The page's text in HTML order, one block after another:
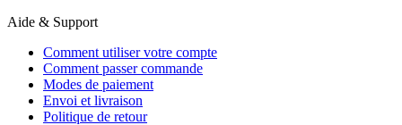
Aide & Support
Comment utiliser votre compte
Comment passer commande
Modes de paiement
Envoi et livraison
Politique de retour